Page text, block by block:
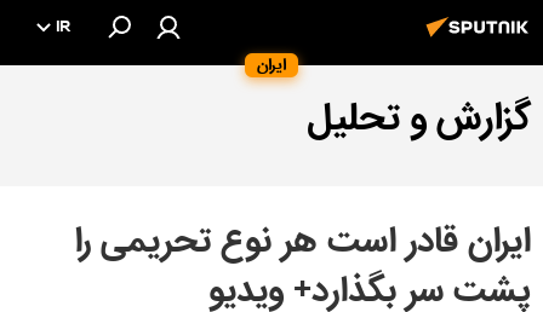
ایران
IR
گزارش و تحلیل
ایران قادر است هر نوع تحریمی را
پشت سر بگذارد+ ویدیو